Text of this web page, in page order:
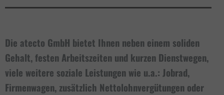
Die atecto GmbH bietet Ihnen neben einem soliden
Gehalt, festen Arbeitszeiten und kurzen Dienstwegen,
viele weitere soziale Leistungen wie u.a.: Jobrad,
Firmenwagen, zusätzlich Nettolohnvergütungen oder